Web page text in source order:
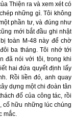
Thiện ra và xem xét có
những gì. Tôi không
phần tư, và đúng như
mới bắt đầu ghi nhật
toàn M-48 này để chờ
ba tháng. Tôi nhớ tới
đã nói với tôi, trong khi
hai đứa quyết định lấy
Rồi liền đó, anh quay
dựng một chi đoàn tân
đố của công tác, rồi
cố hữu những lúc chúng
mắc.